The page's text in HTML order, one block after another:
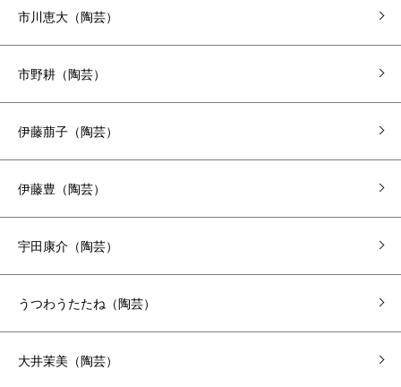
市川恵大（陶芸）
市野耕（陶芸）
伊藤萠子（陶芸）
伊藤豊（陶芸）
宇田康介（陶芸）
うつわうたたね（陶芸）
大井茉美（陶芸）